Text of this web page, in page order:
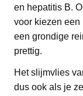
en hepatitis B.
voor kiezen
een grondige
prettig.
Het slijmvlies
dus ook als je